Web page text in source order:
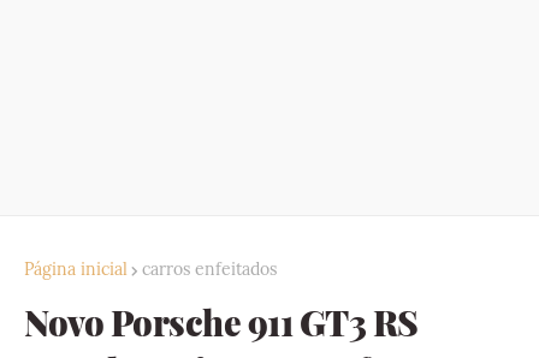
Página inicial carros enfeitados
Novo Porsche 911 GT3 RS